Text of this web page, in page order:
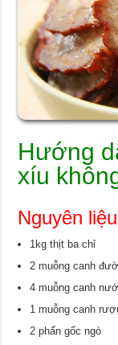
Hướng
xíu
Nguyên
1kg thịt ba chỉ
2 muỗng canh
4 muỗng canh
1 muỗng canh
2 phấn gốc ngò